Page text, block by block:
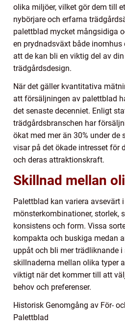
olika miljöer, vilket gör dem till
nybörjare och erfarna
palettblad mycket mångsidiga
en prydnadsväxt både
att de kan bli en viktig del av
trädgårdsdesign.
När det gäller kvantitativa
att försäljningen av palettblad
det senaste decenniet. Enligt
trädgårdsbranschen har
ökat med mer än 30% under de
visar på det ökade intresset för
och deras attraktionskraft.
Skillnad mellan
Palettblad kan variera avsevärt
mönsterkombinationer, storlek,
konsistens och form. Vissa
kompakta och buskiga medan
uppåt och bli mer trädliknande
skillnaderna mellan olika typer
viktigt när det kommer till att
behov och preferenser.
Historisk Genomgång av För-
Palettblad